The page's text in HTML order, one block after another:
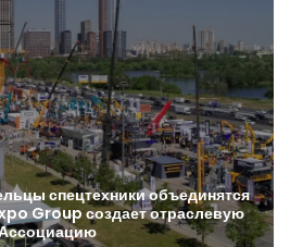
спецтехникиобъединятся
Group создаетотраслевую